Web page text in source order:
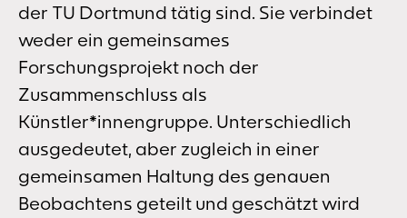
der TU Dortmund tätig sind. Sie verbindet
weder ein gemeinsames
Forschungsprojekt noch der
Zusammenschluss als
Künstler*innengruppe. Unterschiedlich
ausgedeutet, aber zugleich in einer
gemeinsamen Haltung des genauen
Beobachtens geteilt und geschätzt wird